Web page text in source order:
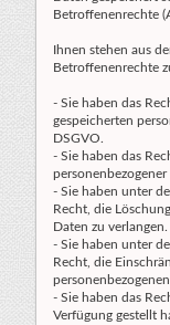
Betroffenenrechte
Ihnen stehen aus
Betroffenenrechte
- Sie haben das
gespeicherten
DSGVO.
- Sie haben das
- Sie haben unter
Recht, die
Daten zu verlangen.
- Sie haben unter
Recht, die
- Sie haben das
Verfügung gestellt